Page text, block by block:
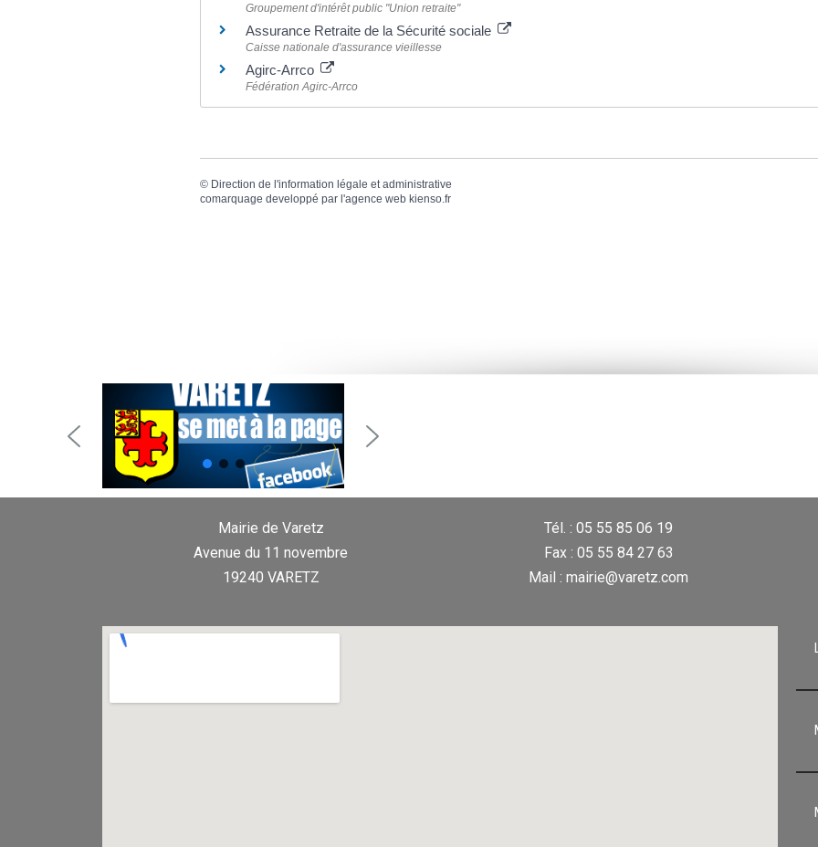
Groupement d'intérêt public "Union retraite"
Assurance Retraite de la Sécurité sociale
Caisse nationale d'assurance vieillesse
Agirc-Arrco
Fédération Agirc-Arrco
© Direction de l'information légale et administrative
comarquage developpé par l'agence web kienso.fr
Mairie de Varetz
Avenue du 11 novembre
19240 VARETZ
Tél. : 05 55 85 06 19
Fax : 05 55 84 27 63
Mail : mairie@varetz.com